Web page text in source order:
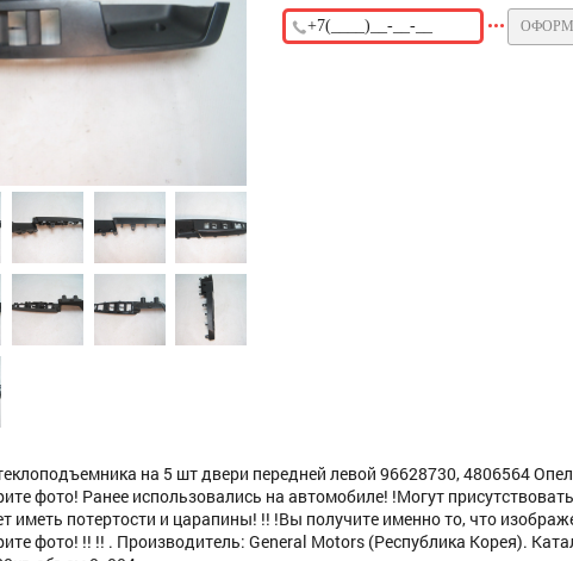
на 5 шт двери передней левой 96628730, 4806564
фото! Ранее использовались на автомобиле! !Могут
иметь потертости и царапины! !! !Вы получите именно то, что
фото! !! !! . Производитель: General Motors (Республика Корея).